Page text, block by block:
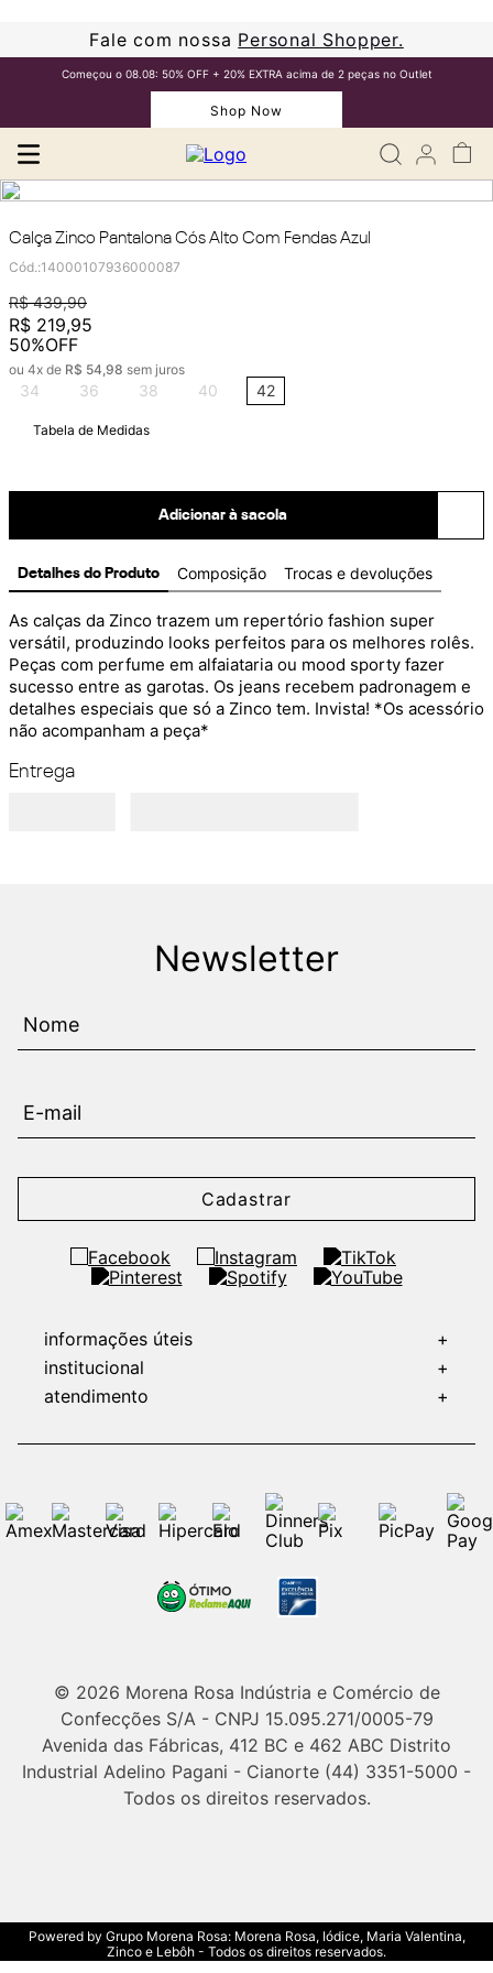
Fale com nossa Personal Shopper.
Começou o 08.08: 50% OFF + 20% EXTRA acima de 2 peças no Outlet
Shop Now
Calça Zinco Pantalona Cós Alto Com Fendas Azul
Cód.:14000107936000087
R$ 439,90
R$ 219,95
50%OFF
ou 4x de R$ 54,98 sem juros
34 36 38 40 42
Tabela de Medidas
Adicionar à sacola
Detalhes do Produto Composição Trocas e devoluções
As calças da Zinco trazem um repertório fashion super
versátil, produzindo looks perfeitos para os melhores rolês.
Peças com perfume em alfaiataria ou mood sporty fazer
sucesso entre as garotas. Os jeans recebem padronagem e
detalhes especiais que só a Zinco tem. Invista! *Os acessório
não acompanham a peça*
Entrega
Newsletter
Cadastrar
informações úteis
+
institucional
+
atendimento
+
© 2026 Morena Rosa Indústria e Comércio de
Confecções S/A - CNPJ 15.095.271/0005-79
Avenida das Fábricas, 412 BC e 462 ABC Distrito
Industrial Adelino Pagani - Cianorte (44) 3351-5000 -
Todos os direitos reservados.
Powered by Grupo Morena Rosa: Morena Rosa, Iódice, Maria Valentina,
Zinco e Lebôh - Todos os direitos reservados.